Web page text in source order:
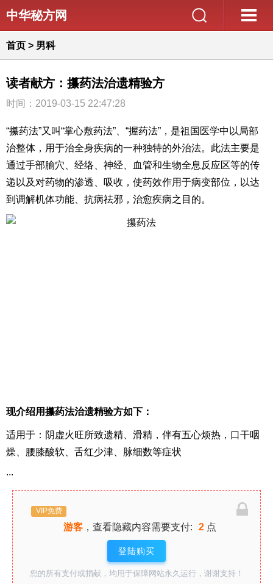
中华秘方网
首页 > 男科
读者献方：攥药法治遗精验方
时间：2019-03-15 22:47:28
“攥药法”又叫“掌心敷药法”、“握药法”，是祖国医学中以局部
治整体，用于治全身疾病的一种独特的外治法。此法主要是
通过手部腧穴、经络、神经、血管和生物全息反应区等的传
递以及对药物的渗透、吸收，使药效作用于病变部位，以达
到调解机体功能、抗病祛邪，治愈疾病之目的。
现介绍用攥药法治遗精验方如下：
适用于：阴虚火旺所致遗精、滑精，伴有五心烦热，口干咽
燥、腰膝酸软、舌红少津、脉细数等症状
...
VIP免费
游客，查看隐藏内容需要支付: 2点
登陆购买
您的所有支付或捐献，均用于保障网站永久运行，谢谢支持！